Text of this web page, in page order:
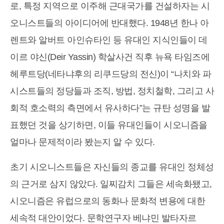
로, 특정 지역으로 이주해 근대국가를 건설하자는 시
오니스트들의 아이디어에 반대했다. 1948년 한나 아
렌트와 알버트 아인슈타인 등 유대인 지식인들이 데
이르 야신(Deir Yassin) 학살사건 직후 뉴욕 타임즈에
헤루트당(네타냐후의 리쿠드당의 전신)이 “나치와 파
시스트들의 정당들과 조직, 방법, 정치철학, 그리고 사
회적 호소력의 측면에서 유사하다”는 규탄 성명을 발
표했던 것을 상기하면, 이들 유대인들이 시오니즘을
얼마나 문제적이라 봤는지 알 수 있다.
초기 시오니스트들은 자신들의 종교를 유대인 정체성
의 근거로 삼지 않았다. 일찌감치 그들은 세속화됐고,
시오니즘은 유럽으로의 동화나 문화적 변용에 대한
세속적 대안이었다. 문학연구자 베냐민 발타자르